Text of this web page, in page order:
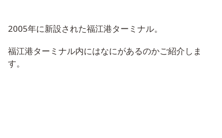
2005年に新設された福江港ターミナル。
福江港ターミナル内にはなにがあるのかご紹介しま
す。